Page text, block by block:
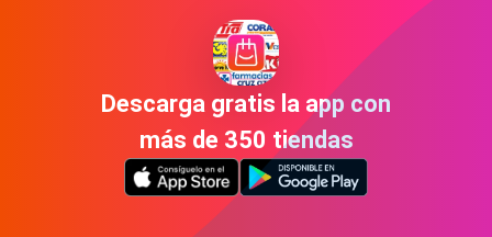
Descarga gratis la app con
más de 350 tiendas